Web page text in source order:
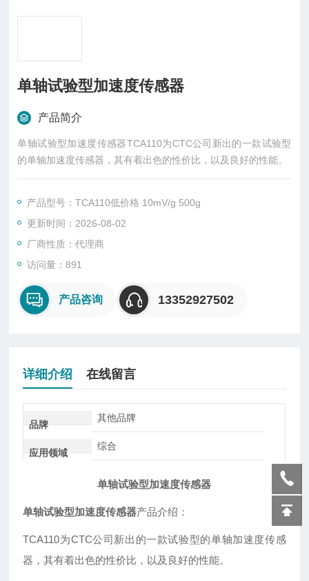
单轴试验型加速度传感器
产品简介
单轴试验型加速度传感器TCA110为CTC公司新出的一款试验型
的单轴加速度传感器，其有着出色的性价比，以及良好的性能。
产品型号：TCA110低价格 10mV/g 500g
更新时间：2026-08-02
厂商性质：代理商
访问量：891
产品咨询 13352927502
详细介绍 在线留言
品牌
其他品牌
应用领域
综合
单轴试验型加速度传感器
单轴试验型加速度传感器产品介绍：
TCA110为CTC公司新出的一款试验型的单轴加速度传感
器，其有着出色的性价比，以及良好的性能。